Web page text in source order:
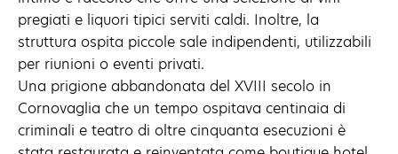
pregiati e liquori tipici serviti caldi. Inoltre, la
struttura ospita piccole sale indipendenti, utilizzabili
per riunioni o eventi privati.
Una prigione abbandonata del XVIII secolo in
Cornovaglia che un tempo ospitava centinaia di
criminali e teatro di oltre cinquanta esecuzioni è